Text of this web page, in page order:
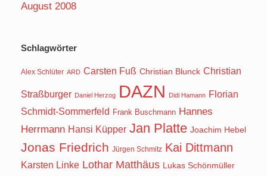
August 2008
Schlagwörter
Alex Schlüter ARD Carsten Fuß Christian Blunck Christian
Straßburger Daniel Herzog DAZN Didi Hamann Florian
Schmidt-Sommerfeld Frank Buschmann Hannes
Herrmann Hansi Küpper Jan Platte Joachim Hebel
Jonas Friedrich Jürgen Schmitz Kai Dittmann
Karsten Linke Lothar Matthäus Lukas Schönmüller